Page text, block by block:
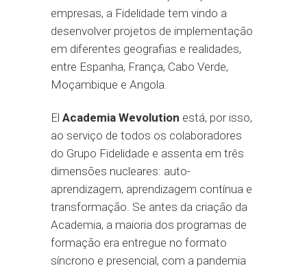
empresas, a Fidelidade tem vindo a
desenvolver projetos de implementação
em diferentes geografias e realidades,
entre Espanha, França, Cabo Verde,
Moçambique e Angola.
El Academia Wevolution está, por isso,
ao serviço de todos os colaboradores
do Grupo Fidelidade e assenta em três
dimensões nucleares: auto-
aprendizagem, aprendizagem contínua e
transformação. Se antes da criação da
Academia, a maioria dos programas de
formação era entregue no formato
síncrono e presencial, com a pandemia